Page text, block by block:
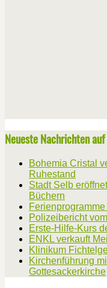
Neueste Nachrichten
Bohemia Cristal
Ruhestand
Stadt Selb
Büchern
Polizeibericht
Erste-Hilfe-Kurs
ENKL verkauft
Klinikum
Kirchenführung
Gottesackerkirche